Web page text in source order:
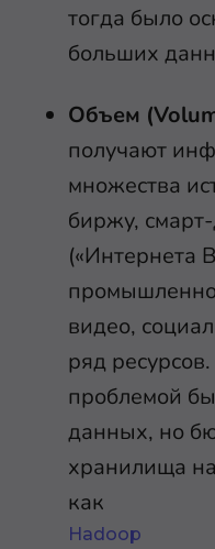
тогда было
больших
Объем
получают
множества
биржу,
(«Интернета
видео,
ряд
проблемой
данных, но
хранилища
как
Hadoop